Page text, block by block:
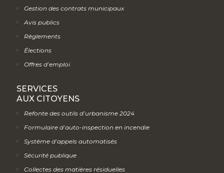
Gestion des contrats municipaux
Avis publics
Règlements
Élections
Offres d’emploi
SERVICES
AUX CITOYENS
Refonte des outils d’urbanisme 2024
Formulaire d’auto-inspection en incendie
Système d’appels automatisés
Sécurité publique
Collectes des matières résiduelles